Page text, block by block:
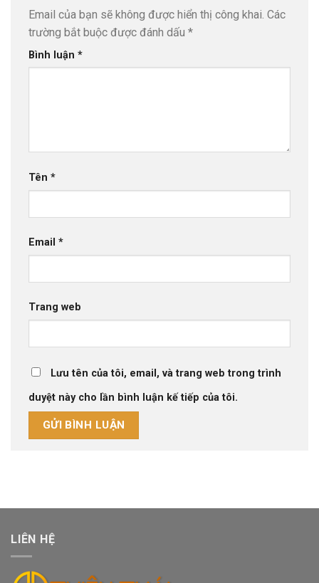
Email của bạn sẽ không được hiển thị công khai. Các
trường bắt buộc được đánh dấu *
Bình luận *
Tên *
Email *
Trang web
Lưu tên của tôi, email, và trang web trong trình
duyệt này cho lần bình luận kế tiếp của tôi.
LIÊN HỆ